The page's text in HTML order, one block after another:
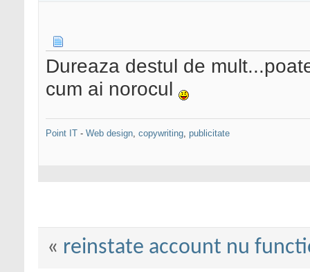
Dureaza destul de
cum ai norocul
Point IT - Web design, copywriting, publicitate
« reinstate account nu